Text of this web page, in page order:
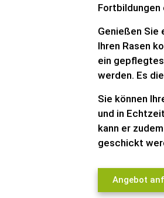
Fortbildungen
Genießen Sie
Ihren Rasen
ein
werden. Es
Sie können
und in
kann er
geschickt
Angebot